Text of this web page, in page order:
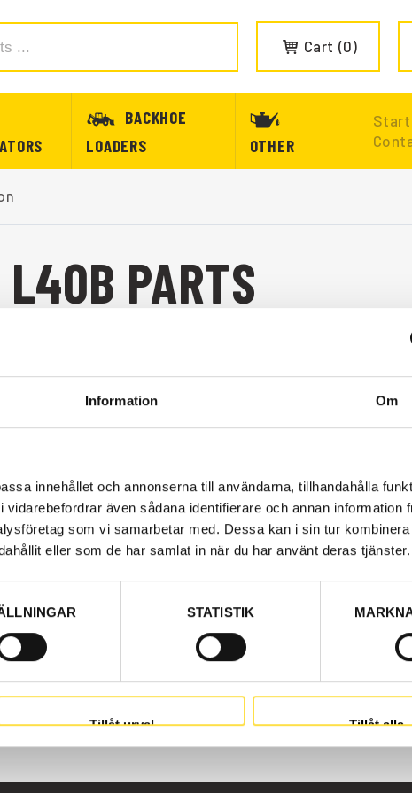
Information Om
innehållet och annonserna till användarna, tillhandahålla
även sådana identifierare och annan information
som vi samarbetar med. Dessa kan i sin tur
eller som de har samlat in när du har använt deras tjänster.
STATISTIK
Tillåt urval Tillåt alla
Cart 0
BACKHOE
LOADERS
OTHER
Start
L40B PARTS
L40B
ARE
+46
BA Trading. Our parts to wheel loaders L40B exist as
all Volvo construction machines and these parts like